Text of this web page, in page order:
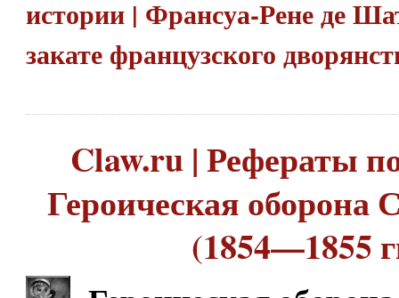
истории | Франсуа-Рене де
закате французского
Claw.ru | Рефераты
Героическая оборона
(1854—1855